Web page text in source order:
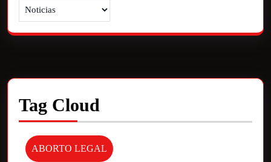
Tag Cloud
ABORTO LEGAL